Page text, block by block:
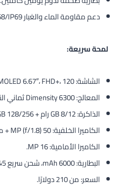
دعم مقاومة الماء والغبار IP68/IP69.
لمحة سريعة:
الشاشة: AMOLED 6.67″، FHD+، 120 هرتز.
المعالج: Dimensity 6300 ثماني النوى.
الذاكرة: 8/12 GB رام + 128/256 GB تخزين.
الكاميرا الخلفية: 50 MP (f/1.8) + مستشعر عمق.
الكاميرا الأمامية: 16 MP.
البطارية: 6000 mAh، شحن سريع 45 واط.
السعر: من 210 دولارًا.